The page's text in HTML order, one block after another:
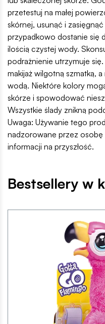
przetestuj na małej
skórnej, usunąć i
przypadkowo dostanie się
ilością czystej wody.
podrażnienie utrzymuje
makijaż wilgotną szmatką,
wodą. Niektóre kolory
skórze i spowodować
Wszystkie ślady znikną
Uwaga: Używanie tego
nadzorowane przez osobę
informacji na przyszłość.
Bestsellery w